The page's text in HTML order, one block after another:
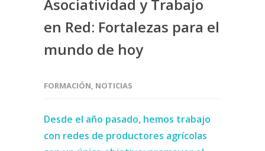
Asociatividad y Trabajo
en Red: Fortalezas para el
mundo de hoy
FORMACIÓN, NOTICIAS
Desde el año pasado, hemos trabajo
con redes de productores agrícolas